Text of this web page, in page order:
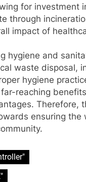
for investment
through
impact of
hygiene and
waste disposal,
hygiene
reaching
Therefore,
ensuring